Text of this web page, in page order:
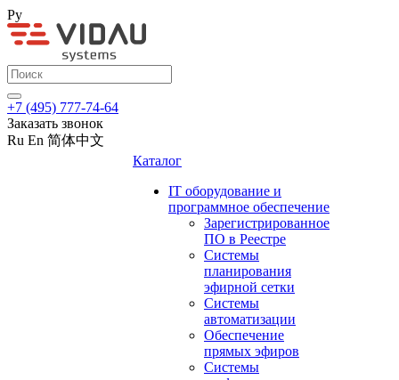
Ру
+7 (495) 777-74-64
Заказать звонок
Ru En 简体中文
Каталог
IT оборудование и
программное обеспечение
Зарегистрированное
ПО в Реестре
Системы
планирования
эфирной сетки
Системы
автоматизации
Обеспечение
прямых эфиров
Системы